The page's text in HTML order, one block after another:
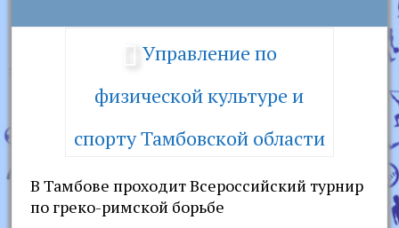
Управление по
физической культуре и
спорту Тамбовской области
В Тамбове проходит Всероссийский турнир
по греко-римской борьбе